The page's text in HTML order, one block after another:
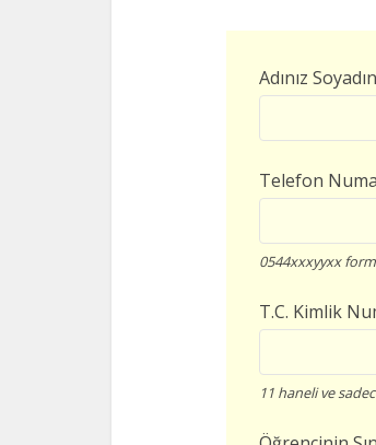
Adınız
Telefon
0544xxxyyxx
T.C. Kimlik
11 haneli ve